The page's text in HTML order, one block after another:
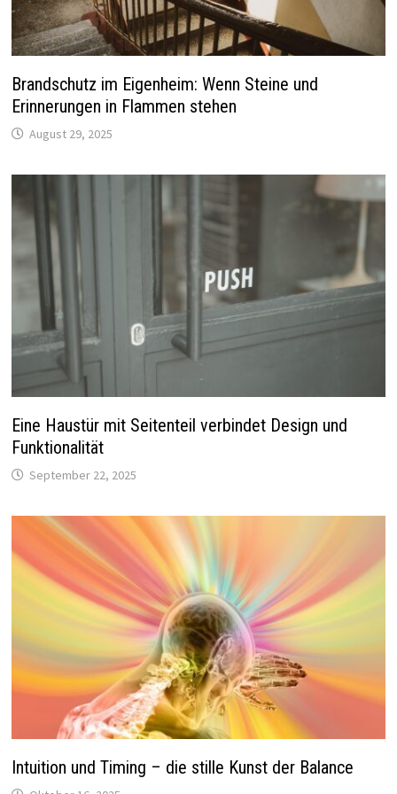
Brandschutz im Eigenheim: Wenn Steine und
Erinnerungen in Flammen stehen
August 29, 2025
Eine Haustür mit Seitenteil verbindet Design und
Funktionalität
September 22, 2025
Intuition und Timing – die stille Kunst der Balance